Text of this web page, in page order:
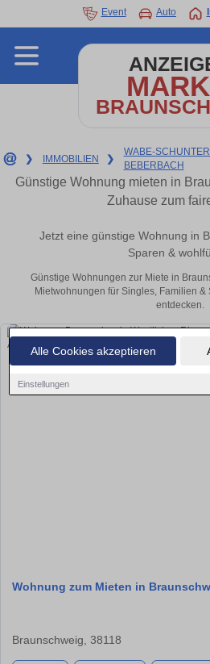
Alle Cookies akzeptieren
Einstellungen
Event Auto
❯ IMMOBILIEN ❯
WABE-
BEBERBACH
Günstige Wohnung mieten in
Zuhause zum
Jetzt eine günstige Wohnung in
Sparen &
Günstige Wohnungen zur Miete in
Mietwohnungen für Singles, Familien &
entdecken.
Wohnung zum Mieten in
Braunschweig, 38118